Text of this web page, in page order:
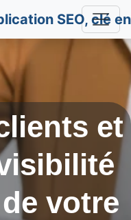
et
votre